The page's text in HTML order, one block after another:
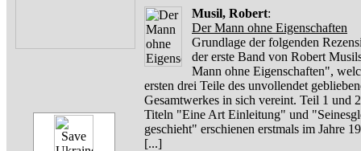
Musil, Robert:
Der Mann ohne Eigenschaften
Grundlage der folgenden
der erste Band von Robert
Mann ohne Eigenschaften",
ersten drei Teile des unvollendet
Gesamtwerkes in sich vereint. Teil 1 und
Titeln "Eine Art Einleitung" und
geschieht" erschienen erstmals im Jahre
[...]